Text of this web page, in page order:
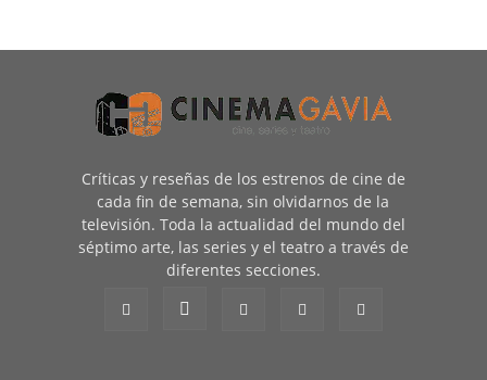
Críticas y reseñas de los estrenos de cine de
cada fin de semana, sin olvidarnos de la
televisión. Toda la actualidad del mundo del
séptimo arte, las series y el teatro a través de
diferentes secciones.